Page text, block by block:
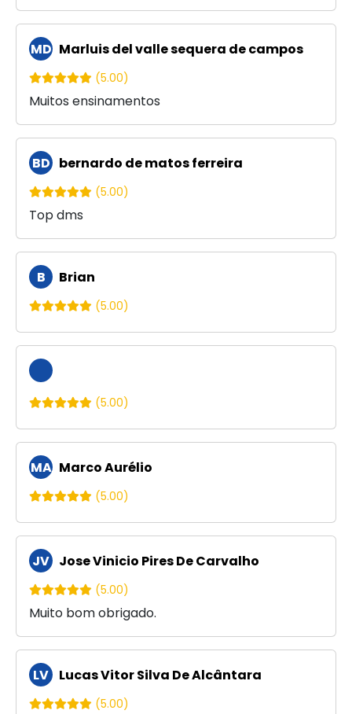
MD Marluis del valle sequera de campos
(5.00)
Muitos ensinamentos
BD bernardo de matos ferreira
(5.00)
Top dms
B Brian
(5.00)
(5.00)
MA Marco Aurélio
(5.00)
JV Jose Vinicio Pires De Carvalho
(5.00)
Muito bom obrigado.
LV Lucas Vitor Silva De Alcântara
(5.00)